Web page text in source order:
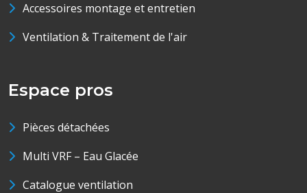
Accessoires montage et entretien
Ventilation & Traitement de l'air
Espace pros
Pièces détachées
Multi VRF – Eau Glacée
Catalogue ventilation